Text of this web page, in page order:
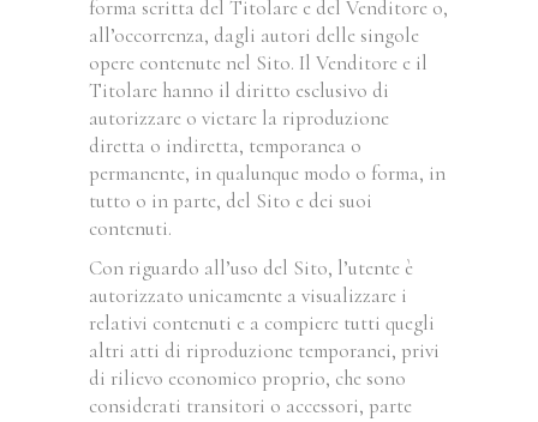
forma scritta del Titolare e del Venditore o,
all’occorrenza, dagli autori delle singole
opere contenute nel Sito. Il Venditore e il
Titolare hanno il diritto esclusivo di
autorizzare o vietare la riproduzione
diretta o indiretta, temporanea o
permanente, in qualunque modo o forma, in
tutto o in parte, del Sito e dei suoi
contenuti.
Con riguardo all’uso del Sito, l’utente è
autorizzato unicamente a visualizzare i
relativi contenuti e a compiere tutti quegli
altri atti di riproduzione temporanei, privi
di rilievo economico proprio, che sono
considerati transitori o accessori, parte